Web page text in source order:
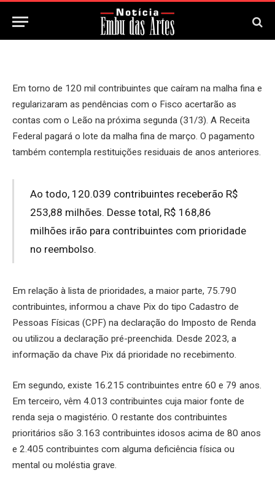
31 de Março, 2025
Em torno de 120 mil contribuintes que caíram na malha fina e
regularizaram as pendências com o Fisco acertarão as
contas com o Leão na próxima segunda (31/3). A Receita
Federal pagará o lote da malha fina de março. O pagamento
também contempla restituições residuais de anos anteriores.
Ao todo, 120.039 contribuintes receberão R$
253,88 milhões. Desse total, R$ 168,86
milhões irão para contribuintes com prioridade
no reembolso.
Em relação à lista de prioridades, a maior parte, 75.790
contribuintes, informou a chave Pix do tipo Cadastro de
Pessoas Físicas (CPF) na declaração do Imposto de Renda
ou utilizou a declaração pré-preenchida. Desde 2023, a
informação da chave Pix dá prioridade no recebimento.
Em segundo, existe 16.215 contribuintes entre 60 e 79 anos.
Em terceiro, vêm 4.013 contribuintes cuja maior fonte de
renda seja o magistério. O restante dos contribuintes
prioritários são 3.163 contribuintes idosos acima de 80 anos
e 2.405 contribuintes com alguma deficiência física ou
mental ou moléstia grave.